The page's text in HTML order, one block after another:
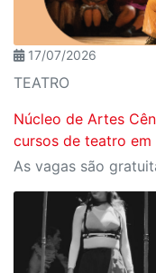
17/07/2026
TEATRO
Núcleo de Artes
cursos de teatro em